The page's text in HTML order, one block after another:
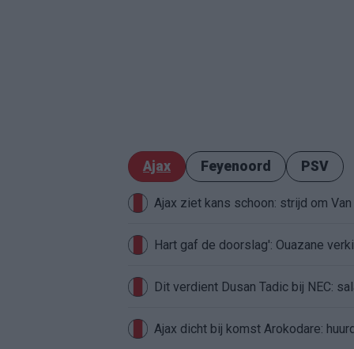
Ajax Feyenoord PSV
Ajax ziet kans schoon: strijd om
Hart gaf de doorslag': Ouazane
Dit verdient Dusan Tadic bij NEC:
Ajax dicht bij komst Arokodare: